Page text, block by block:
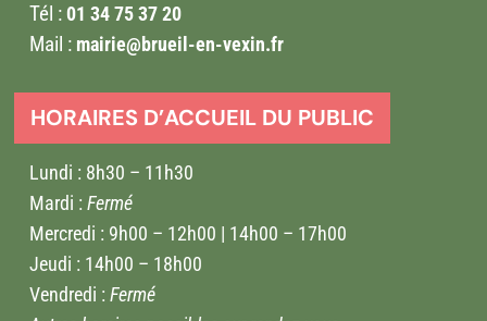
Tél :01 34 75 37 20
Mail : mairie@brueil-en-vexin.fr
HORAIRES D’ACCUEIL DU PUBLIC
Lundi : 8h30 – 11h30
Mardi :Fermé
Mercredi : 9h00 – 12h00 | 14h00 – 17h00
Jeudi : 14h00 – 18h00
Vendredi :Fermé